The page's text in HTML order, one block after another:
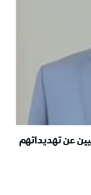
عن تهديداتهم